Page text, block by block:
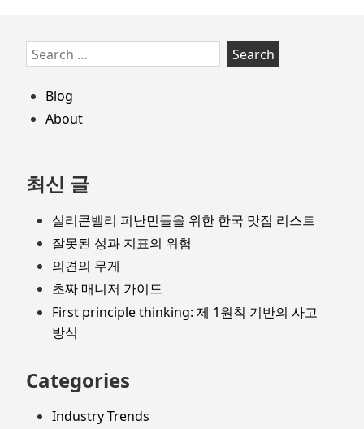
Skip
to
footer
Search
for:
Blog
About
최신 글
실리콘밸리 피난민들을 위한 한국 맛집 리스트
잘못된 성과 지표의 위험
의견의 무게
초짜 매니저 가이드
First principle thinking: 제 1원칙 기반의 사고
방식
Categories
Industry Trends